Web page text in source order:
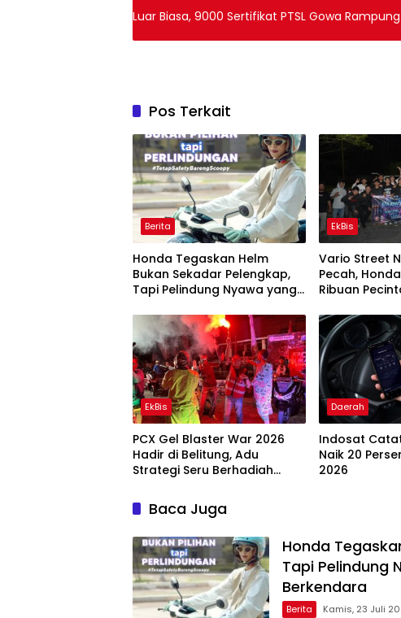
Luar Biasa, 9000 Sertifikat PTSL Gowa
Pos Terkait
Berita
Honda Tegaskan Helm
Bukan Sekadar Pelengkap,
Tapi Pelindung Nyawa yang
Berkendara
EkBis
Vario Street
Pecah,
Ribuan
EkBis
PCX Gel Blaster War 2026
Hadir di Belitung, Adu
Strategi Seru Berhadiah
Daerah
Indosat
Naik 20
2026
Baca Juga
Honda
Tapi Pelindung
Berkendara
Berita Kamis, 23 Juli